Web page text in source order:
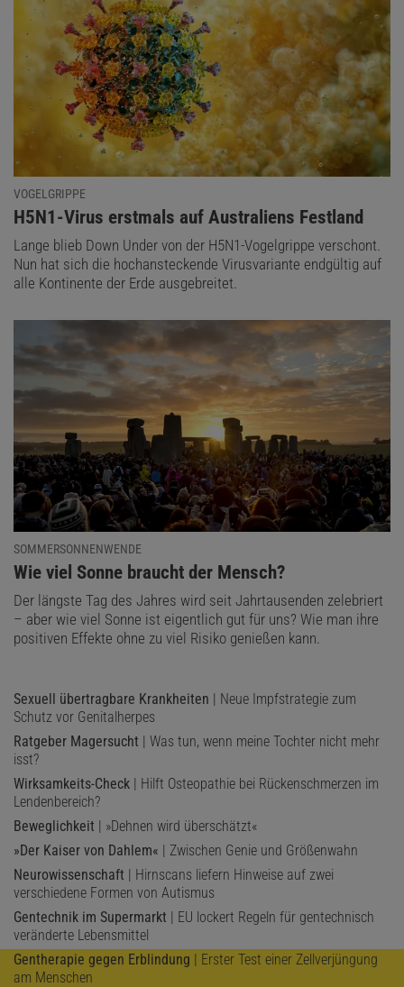
VOGELGRIPPE
:
H5N1-Virus erstmals auf Australiens Festland
Lange blieb Down Under von der H5N1-Vogelgrippe verschont.
Nun hat sich die hochansteckende Virusvariante endgültig auf
alle Kontinente der Erde ausgebreitet.
SOMMERSONNENWENDE
:
Wie viel Sonne braucht der Mensch?
Der längste Tag des Jahres wird seit Jahrtausenden zelebriert
– aber wie viel Sonne ist eigentlich gut für uns? Wie man ihre
positiven Effekte ohne zu viel Risiko genießen kann.
Sexuell übertragbare Krankheiten | Neue Impfstrategie zum
Schutz vor Genitalherpes
Ratgeber Magersucht | Was tun, wenn meine Tochter nicht mehr
isst?
Wirksamkeits-Check | Hilft Osteopathie bei Rückenschmerzen im
Lendenbereich?
Beweglichkeit | »Dehnen wird überschätzt«
»Der Kaiser von Dahlem« | Zwischen Genie und Größenwahn
Neurowissenschaft | Hirnscans liefern Hinweise auf zwei
verschiedene Formen von Autismus
Gentechnik im Supermarkt | EU lockert Regeln für gentechnisch
veränderte Lebensmittel
Gentherapie gegen Erblindung | Erster Test einer Zellverjüngung
am Menschen